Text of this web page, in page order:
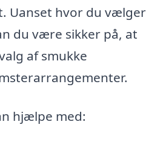
Uanset hvor du vælger
du være sikker på, at
af smukke
hjælpe med: